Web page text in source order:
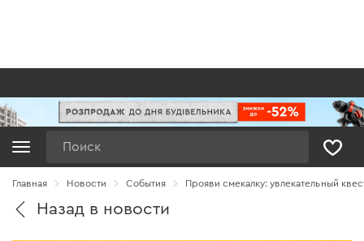
Главная Новости Cобытия Прояви смекалку: увлекательный
Назад в новости